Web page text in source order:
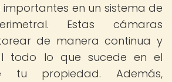
en un sistema de
Estas cámaras
de manera continua y
todo lo que sucede en el
tu propiedad. Además,